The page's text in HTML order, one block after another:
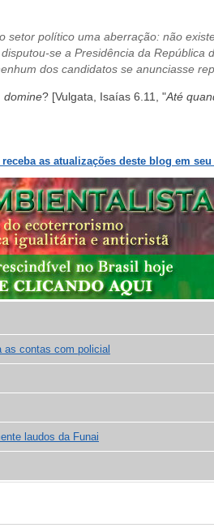
setor político uma aberração: não
se a Presidência da República
dos candidatos se anunciasse
domine? [Vulgata, Isaías 6.11, "Até
as atualizações deste blog em seu
as contas com policial
laudos da Funai